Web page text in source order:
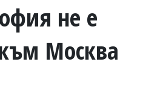
не е
Москва